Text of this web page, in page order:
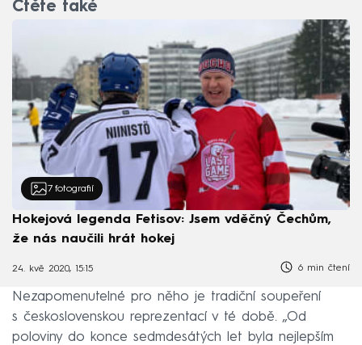
Čtěte také
7 fotografií
Hokejová legenda Fetisov: Jsem vděčný Čechům,
že nás naučili hrát hokej
24. kvě 2020, 15:15 6 min čtení
Nezapomenutelné pro něho je tradiční soupeření
s československou reprezentací v té době. „Od
poloviny do konce sedmdesátých let byla nejlepším